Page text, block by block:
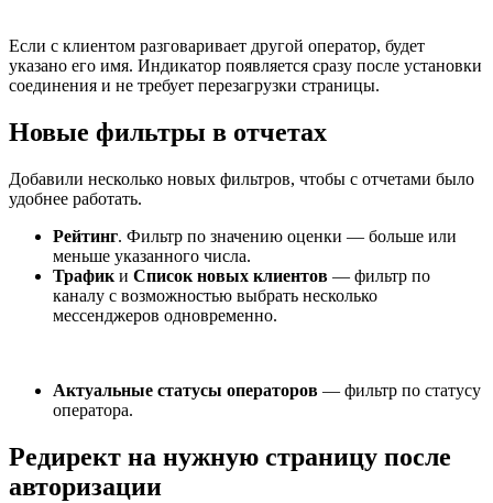
Если с клиентом разговаривает другой оператор, будет
указано его имя. Индикатор появляется сразу после установки
соединения и не требует перезагрузки страницы.
Новые фильтры в отчетах
Добавили несколько новых фильтров, чтобы с отчетами было
удобнее работать.
Рейтинг. Фильтр по значению оценки — больше или
меньше указанного числа.
Трафик и Список новых клиентов — фильтр по
каналу с возможностью выбрать несколько
мессенджеров одновременно.
Актуальные статусы операторов — фильтр по статусу
оператора.
Редирект на нужную страницу после
авторизации